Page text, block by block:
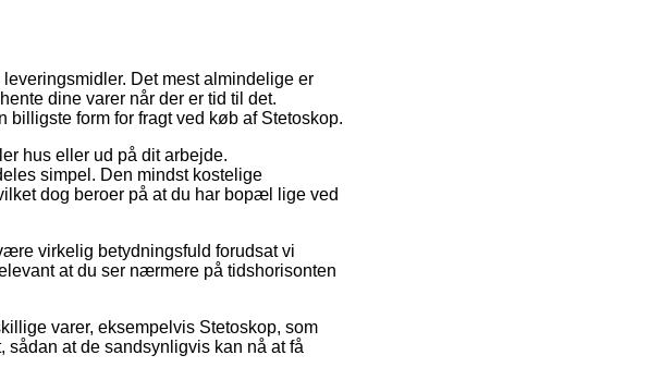
Det mest almindelige er
dine varer når der er tid til det.
form for fragt ved køb af Stetoskop.
hus eller ud på dit arbejde.
simpel. Den mindst kostelige
dog beroer på at du har bopæl lige ved
virkelig betydningsfuld forudsat vi
at du ser nærmere på tidshorisonten
varer, eksempelvis Stetoskop, som
at de sandsynligvis kan nå at få